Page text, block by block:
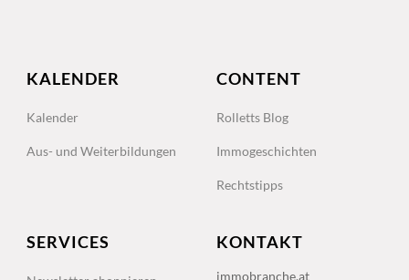
KALENDER
Kalender
Aus- und Weiterbildungen
CONTENT
Rolletts Blog
Immogeschichten
Rechtstipps
SERVICES KONTAKT
immobranche.at